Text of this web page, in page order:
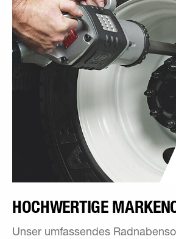
HOCHWERTIGE
Unser umfassendes